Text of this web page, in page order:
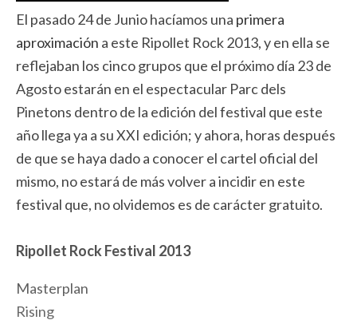
El pasado 24 de Junio hacíamos una primera
aproximación a este Ripollet Rock 2013, y en ella se
reflejaban los cinco grupos que el próximo día 23 de
Agosto estarán en el espectacular Parc dels
Pinetons dentro de la edición del festival que este
año llega ya a su XXI edición; y ahora, horas después
de que se haya dado a conocer el cartel oficial del
mismo, no estará de más volver a incidir en este
festival que, no olvidemos es de carácter gratuito.
Ripollet Rock Festival 2013
Masterplan
Rising